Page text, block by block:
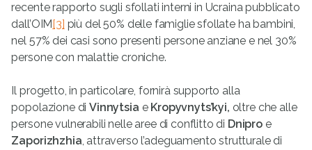
recente rapporto sugli sfollati interni in Ucraina pubblicato
dall’OIM[3] più del 50% delle famiglie sfollate ha bambini,
nel 57% dei casi sono presenti persone anziane e nel 30%
persone con malattie croniche.
Il progetto, in particolare, fornirà supporto alla
popolazione diVinnytsia e Kropyvnyts’kyi, oltre che alle
persone vulnerabili nelle aree di conflitto di Dnipro e
Zaporizhzhia, attraverso l’adeguamento strutturale di